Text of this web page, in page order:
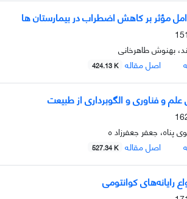
مؤثر بر کاهش اضطراب در بیمارستان ­ها
بهنوش طاهرخانی
اصل مقاله 424.13 K
و فناوری و الگوبرداری از طبیعت
پناه، جعفر جعفرزاد ه
اصل مقاله 527.34 K
رایانه‌های کوانتومی